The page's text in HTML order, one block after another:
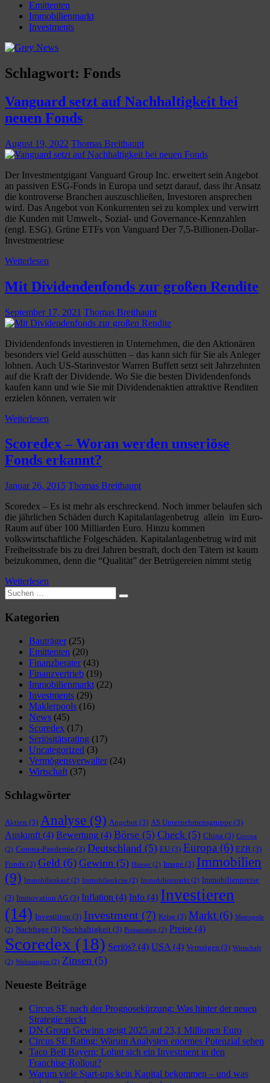
Emittenten
Immobilienmarkt
Investments
Schlagwort: Fonds
Vanguard setzt auf Nachhaltigkeit bei
neuen Fonds
August 19, 2022 Thomas Breithaupt
Der Investmentgigant Vanguard Group Inc. erweitert sein Angebot
an passiven ESG-Fonds in Europa und setzt darauf, dass ihr Ansatz
die kontroverse Branchen auszuschließen, Investoren ansprechen
wird. Das Angebot von Konkurrenten sei zu komplex und verwirrt
die Kunden mit Umwelt-, Sozial- und Governance-Kennzahlen
(engl. ESG). Grüne ETFs von Vanguard Der 7,5-Billionen-Dollar-
Investmentriese
Weiterlesen
Mit Dividendenfonds zur großen Rendite
September 17, 2021 Thomas Breithaupt
Dividendenfonds investieren in Unternehmen, die den Aktionären
besonders viel Geld ausschütten – das kann sich für Sie als Anleger
lohnen. Auch US-Starinvestor Warren Buffett setzt seit Jahrzehnten
auf die Kraft der Dividende. Wo Sie die besten Dividendenfonds
kaufen kann und wie Sie mit Dividendenaktien attraktive Renditen
erzielen können, verraten wir
Weiterlesen
Scoredex – Woran werden unseriöse
Fonds erkannt?
Januar 26, 2015 Thomas Breithaupt
Scoredex – Es ist mehr als erschreckend. Noch immer belaufen sich
die jährlichen Schäden durch Kapitalanlagenbetrug allein im Euro-
Raum auf über 100 Milliarden Euro. Hinzu kommen
volkswirtschaftliche Folgeschäden. Kapitalanlagenbetrug wird mit
Freiheitsstrafe bis zu drei Jahren bestraft, doch den Tätern ist kaum
beizukommen, denn die “Qualität” der Betrügereien nimmt stetig
Weiterlesen
Suchen
nach:
Suchen
Kategorien
Bauträger(25)
Emittenten (20)
Finanzberater(43)
Finanzvertrieb (19)
Immobilienmarkt (22)
Investments (29)
Maklerpools (16)
News (45)
Scoredex (17)
Seriösitätsrating (17)
Uncategorized (3)
Vermögensverwalter(24)
Wirtschaft (37)
Schlagwörter
Aktien (3) Analyse (9) Angebot (3) AS Unternehmensgruppe (3)
Auskunft (4) Bewertung (4) Börse (5) Check (5) China (3) Corona
(2) Corona-Pandemie (3) Deutschland (5) EU (3) Europa (6) EZB (3)
Fonds (3) Geld (6) Gewinn (5) Häuser (2) Image (3) Immobilien
(9) Immobilienkauf (2) Immobilienkrise (2) Immobilienmarkt (2) Immobilienpreise
(3) Immovation AG (3) Inflation (4) Info (4) Investieren
(14) Investition (3) Investment (7) Krise (3) Markt (6) Metropole
(2) Nachfrage (3) Nachhaltigkeit (3) Preisanstieg (2) Preise (4)
Scoredex (18) Seriös? (4) USA (4) Vermögen (3) Wirtschaft
(2) Wohnungen (2) Zinsen (5)
Neueste Beiträge
Circus SE nach der Prognosekürzung: Was hinter der neuen
Strategie steckt
DN Group Gewinn steigt 2025 auf 23,1 Millionen Euro
Circus SE Rating: Warum Analysten enormes Potenzial sehen
Taco Bell Bayern: Lohnt sich ein Investment in den
Franchise-Rollout?
Warum viele Start-ups kein Kapital bekommen – und was